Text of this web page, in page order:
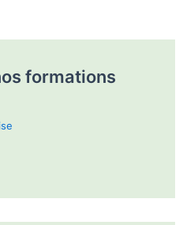
formations